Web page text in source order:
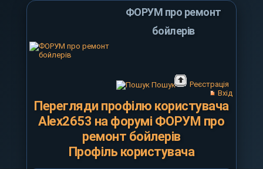
ФОРУМ про ремонт
бойлерів
Пошук
Реєстрація
Вхід
Перегляди профілю користувача
Alex2653 на форумі ФОРУМ про
ремонт бойлерів
Профіль користувача